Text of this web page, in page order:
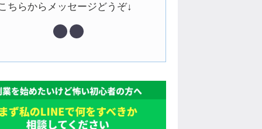
ちらからメッセージどうぞ↓